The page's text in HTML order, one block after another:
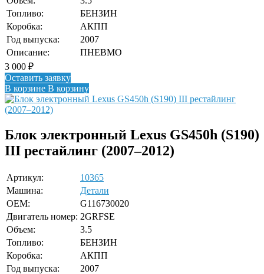
Топливо:
БЕНЗИН
Коробка:
АКПП
Год выпуска:
2007
Описание:
ПНЕВМО
3 000 ₽
Оставить заявку
В корзине В корзину
Блок электронный Lexus GS450h (S190)
III рестайлинг (2007–2012)
Артикул:
10365
Машина:
Детали
OEM:
G116730020
Двигатель номер: 2GRFSE
Объем:
3.5
Топливо:
БЕНЗИН
Коробка:
АКПП
Год выпуска:
2007